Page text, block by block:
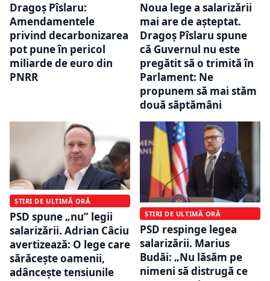
Dragoș Pîslaru:
Amendamentele
privind decarbonizarea
pot pune în pericol
miliarde de euro din
PNRR
Noua lege a salarizării
mai are de așteptat.
Dragoș Pîslaru spune
că Guvernul nu este
pregătit să o trimită în
Parlament: Ne
propunem să mai stăm
două săptămâni
ȘTIRI DE ULTIMĂ ORĂ
PSD spune „nu” legii
salarizării. Adrian Câciu
avertizează: O lege care
sărăcește oamenii,
adâncește tensiunile
ȘTIRI DE ULTIMĂ ORĂ
PSD respinge legea
salarizării. Marius
Budăi: „Nu lăsăm pe
nimeni să distrugă ce